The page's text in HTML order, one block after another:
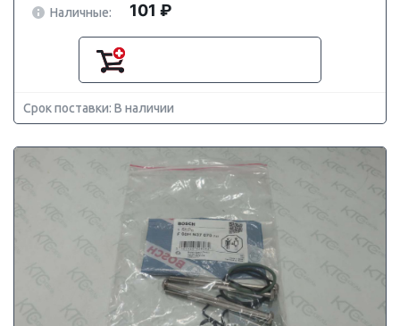
Наличные:
101 ₽
Срок поставки: В наличии